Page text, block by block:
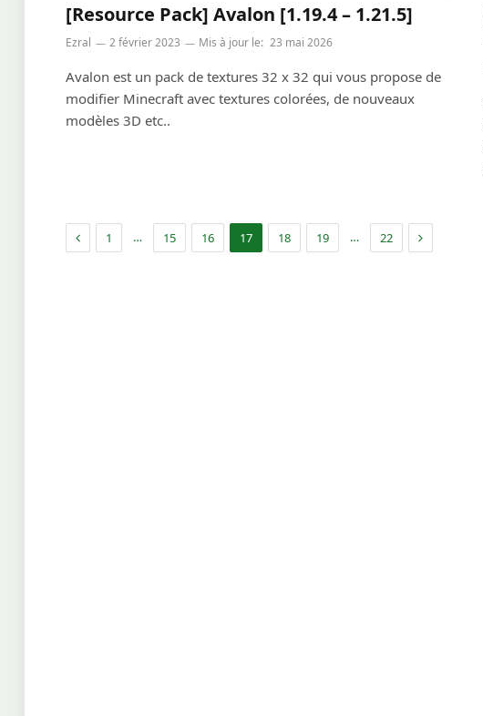
[Resource Pack] Avalon [1.19.4 – 1.21.5]
Ezral 2 février 2023 Mis à jour le: 23 mai 2026
Avalon est un pack de textures 32 x 32 qui vous propose de
modifier Minecraft avec textures colorées, de nouveaux
modèles 3D etc..
Précédent
1 … 15 16 17 18 19 … 22 Suivant